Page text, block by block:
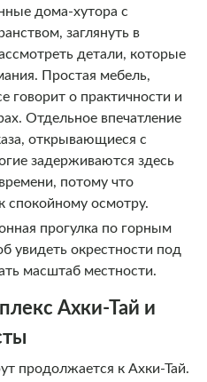
дома-хутора с
заглянуть в
детали, которые
Простая мебель,
говорит о практичности и
Отдельное впечатление
открывающиеся с
задерживаются здесь
потому что
спокойному осмотру.
прогулка по горным
увидеть окрестности под
масштаб местности.
Ахки-Тай и
продолжается к Ахки-Тай.